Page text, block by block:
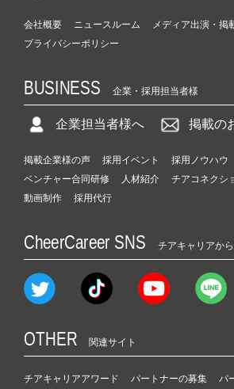
会社概要 ニュースルーム
メディア出演・掲
プライバシーポリシー
BUSINESS 企業・採用担当者様
企業担当者様へ 掲載の
掲載企業様の声 採用イベント 採用ノウハウ
ベンチャー合同研修
人材紹介 チアコネクシ
動画制作
採用代行
CheerCareer SNS チアキャリアか
OTHER 関連サイト
チアキャリアアワード パートナーの募集 パ